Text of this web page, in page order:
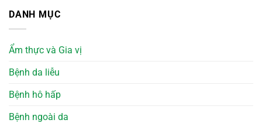
DANH MỤC
Ẩm thực và Gia vị
Bệnh da liễu
Bệnh hô hấp
Bệnh ngoài da